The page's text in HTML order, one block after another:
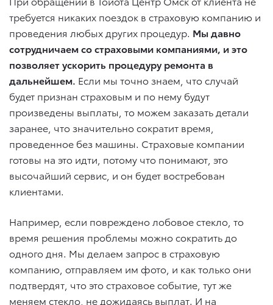
требуется никаких поездок в страховую компанию и
проведения любых других процедур. Мы давно
сотрудничаем со страховыми компаниями, и это
позволяет ускорить процедуру ремонта в
дальнейшем. Если мы точно знаем, что случай
будет признан страховым и по нему будут
произведены выплаты, то можем заказать детали
заранее, что значительно сократит время,
проведенное без машины. Страховые компании
готовы на это идти, потому что понимают, это
высочайший сервис, и он будет востребован
клиентами.
Например, если повреждено лобовое стекло, то
время решения проблемы можно сократить до
одного дня. Мы делаем запрос в страховую
компанию, отправляем им фото, и как только они
подтвердят, что это страховое событие, тут же
меняем стекло, не дожидаясь выплат. И на